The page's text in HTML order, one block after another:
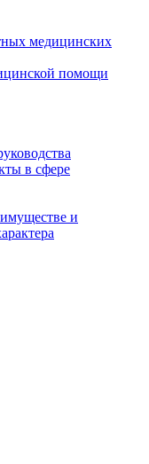
медицинских
помощи
в сфере
и